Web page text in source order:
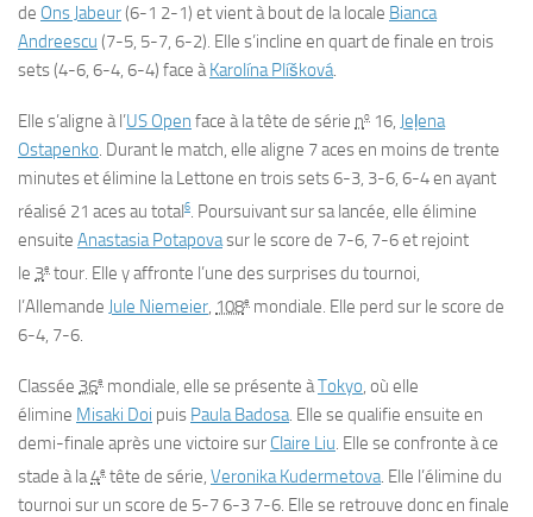
de Ons Jabeur(6-1 2-1) et vient à bout de la locale Bianca
Andreescu (7-5, 5-7, 6-2). Elle s’incline en quart de finale en trois
sets (4-6, 6-4, 6-4) face à Karolína Plíšková
Elle s’aligne à l’US Open face à la tête de série no 16, Jeļena
Ostapenko . Durant le match, elle aligne 7 aces en moins de trente
minutes et élimine la Lettone en trois sets 6-3, 3-6, 6-4 en ayant
réalisé 21 aces au total6
. Poursuivant sur sa lancée, elle élimine
ensuite Anastasia Potapovasur le score de 7-6, 7-6 et rejoint
le 3e tour. Elle y affronte l’une des surprises du tournoi,
l’Allemande Jule Niemeier 108e mondiale. Elle perd sur le score de
6-4, 7-6.
Classée 36e mondiale, elle se présente àTokyo , où elle
élimine Misaki Doi puis Paula Badosa . Elle se qualifie ensuite en
demi-finale après une victoire sur Claire Liu . Elle se confronte à ce
stade à la4e tête de série, Veronika Kudermetova . Elle l’élimine du
tournoi sur un score de 5-7 6-3 7-6. Elle se retrouve donc en finale